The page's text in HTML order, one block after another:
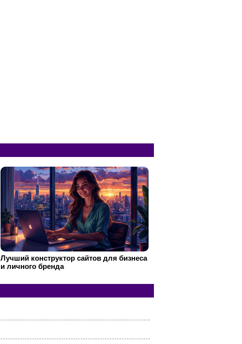
Лучший конструктор сайтов для бизнеса
и личного бренда